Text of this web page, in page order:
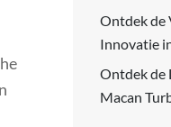
Ontdek de
Innovatie
Ontdek de
Macan